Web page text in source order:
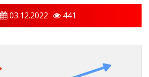
03.12.2022 441